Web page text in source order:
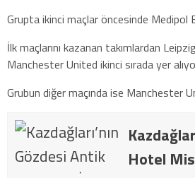
Grupta ikinci maçlar öncesinde Medipol
İlk maçlarını kazanan takımlardan
Manchester United ikinci sırada yer
Grubun diğer maçında ise Manchester
Hotel